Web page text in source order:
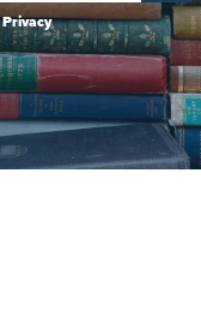
Privacy